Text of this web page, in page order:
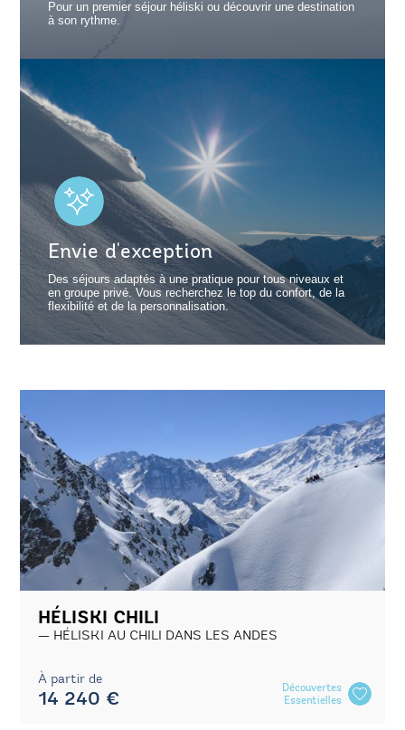
Pour un premier séjour héliski ou découvrir une destination
à son rythme.
Envie d'exception
Des séjours adaptés à une pratique pour tous niveaux et
en groupe privé. Vous recherchez le top du confort, de la
flexibilité et de la personnalisation.
HÉLISKI CHILI
HÉLISKI AU CHILI DANS LES ANDES
À partir de
14 240 €
Découvertes
Essentielles